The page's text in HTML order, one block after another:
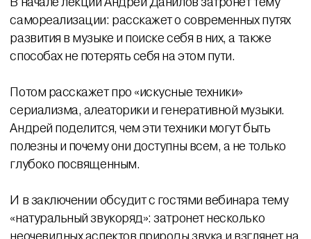
самореализации: расскажет о современных путях
развития в музыке и поиске себя в них, а также
способах не потерять себя на этом пути.
Потом расскажет про «искусные техники»
сериализма, алеаторики и генеративной музыки.
Андрей поделится, чем эти техники могут быть
полезны и почему они доступны всем, а не только
глубоко посвященным.
И в заключении обсудит с гостями вебинара тему
«натуральный звукоряд»: затронет несколько